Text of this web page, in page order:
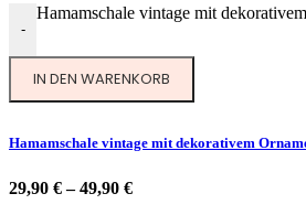
-
Hamamschale vintage mit
IN DEN WARENKORB
Hamamschale vintage mit dekorativem
29,90 €–49,90 €